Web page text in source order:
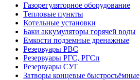
Газорегуляторное оборудование
Тепловые пункты
Котельные установки
Баки аккумуляторы горячей воды
Емкости подземные дренажные
Резервуары РВС
Резервуары РГС, РГСп
Резервуары СУГ
Затворы концевые быстросъёмные